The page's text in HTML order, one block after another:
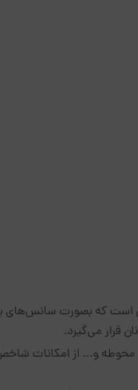
است که بصورت سانس‌های
محوطه و... از امکانات